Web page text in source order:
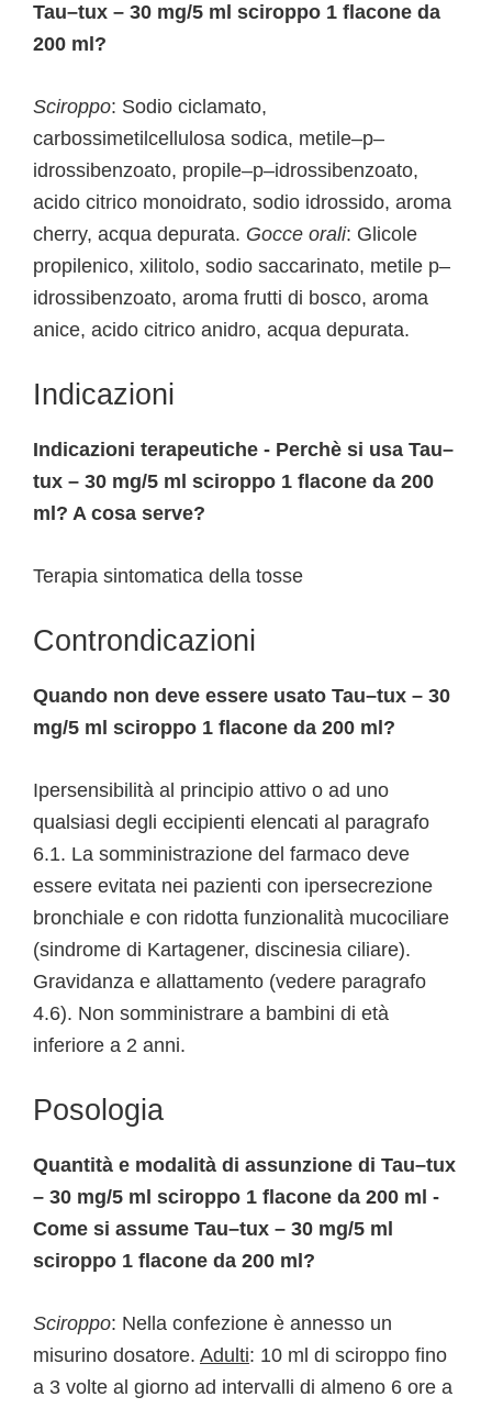
Tau–tux – 30 mg/5 ml sciroppo 1 flacone da
200 ml?
Sciroppo: Sodio ciclamato,
carbossimetilcellulosa sodica, metile–p–
idrossibenzoato, propile–p–idrossibenzoato,
acido citrico monoidrato, sodio idrossido, aroma
cherry, acqua depurata. Gocce orali: Glicole
propilenico, xilitolo, sodio saccarinato, metile p–
idrossibenzoato, aroma frutti di bosco, aroma
anice, acido citrico anidro, acqua depurata.
Indicazioni
Indicazioni terapeutiche - Perchè si usa Tau–
tux – 30 mg/5 ml sciroppo 1 flacone da 200
ml? A cosa serve?
Terapia sintomatica della tosse
Controndicazioni
Quando non deve essere usato Tau–tux – 30
mg/5 ml sciroppo 1 flacone da 200 ml?
Ipersensibilità al principio attivo o ad uno
qualsiasi degli eccipienti elencati al paragrafo
6.1. La somministrazione del farmaco deve
essere evitata nei pazienti con ipersecrezione
bronchiale e con ridotta funzionalità mucociliare
(sindrome di Kartagener, discinesia ciliare).
Gravidanza e allattamento (vedere paragrafo
4.6). Non somministrare a bambini di età
inferiore a 2 anni.
Posologia
Quantità e modalità di assunzione di Tau–tux
– 30 mg/5 ml sciroppo 1 flacone da 200 ml -
Come si assume Tau–tux – 30 mg/5 ml
sciroppo 1 flacone da 200 ml?
Sciroppo: Nella confezione è annesso un
misurino dosatore. Adulti: 10 ml di sciroppo fino
a 3 volte al giorno ad intervalli di almeno 6 ore a